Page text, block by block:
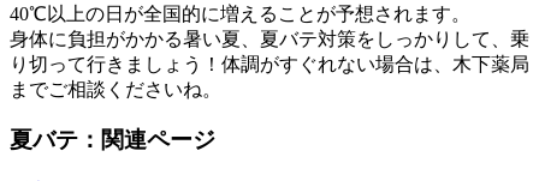
40℃以上の日が全国的に増えることが予想されます。
身体に負担がかかる暑い夏、夏バテ対策をしっかりして、乗
り切って行きましょう！体調がすぐれない場合は、木下薬局
までご相談くださいね。
夏バテ：関連ページ